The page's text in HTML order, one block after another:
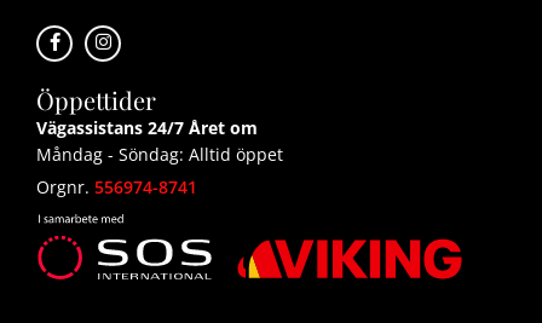
Öppettider
Vägassistans 24/7 Året om
Måndag - Söndag: Alltid öppet
Orgnr. 556974-8741